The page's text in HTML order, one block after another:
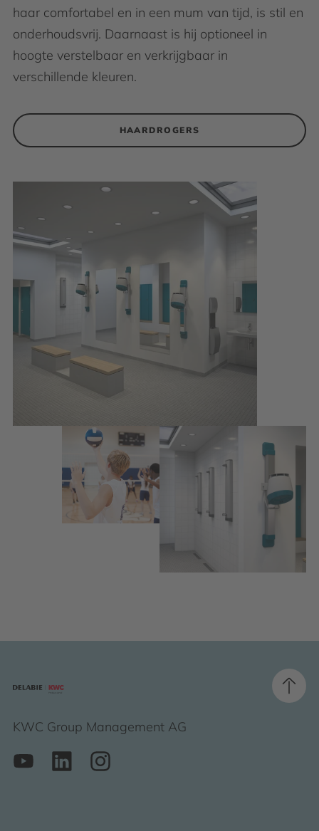
haar comfortabel en in een mum van tijd, is stil en
onderhoudsvrij. Daarnaast is hij optioneel in
hoogte verstelbaar en verkrijgbaar in
verschillende kleuren.
HAARDROGERS
KWC Group Management AG